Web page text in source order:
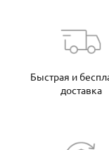
Быстрая и
доставка